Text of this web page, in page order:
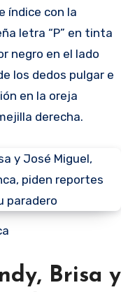
índice con la
letra “P” en tinta
negro en el lado
los dedos pulgar e
en la oreja
derecha.
Brisa y